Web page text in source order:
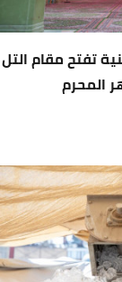
تفتح مقام التل
المحرم